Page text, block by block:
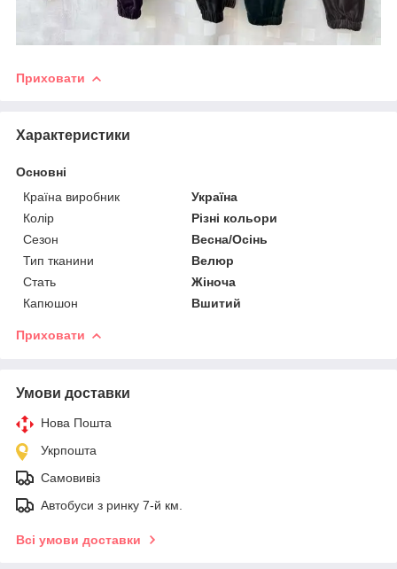
Приховати
Характеристики
Основні
Країна виробник
Україна
Колір
Різні кольори
Сезон
Весна/Осінь
Тип тканини
Велюр
Стать
Жіноча
Капюшон
Вшитий
Приховати
Умови доставки
Нова Пошта
Укрпошта
Самовивіз
Автобуси з ринку 7-й км.
Всі умови доставки